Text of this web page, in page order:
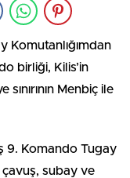
Komutanlığımdan
birliği, Kilis’in
sınırının Menbiç ile
9. Komando Tugay
çavuş, subay ve